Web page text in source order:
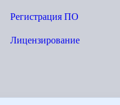
Регистрация ПО
Лицензирование